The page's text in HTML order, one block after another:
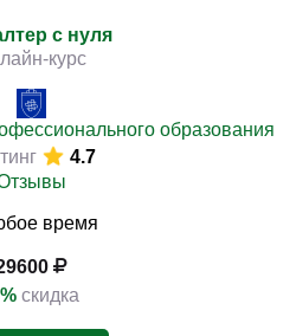
с нуля
курс
образования
4.7
время
скидка